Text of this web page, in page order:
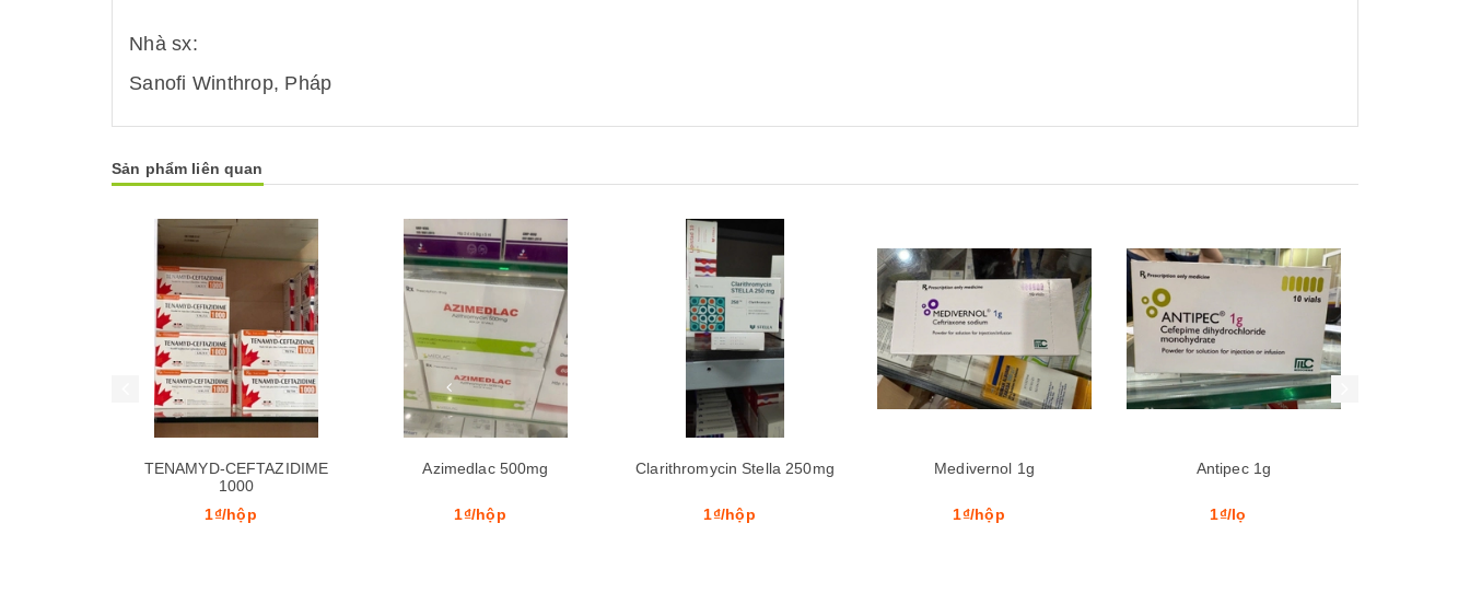
Nhà sx:
Sanofi Winthrop, Pháp
Sản phẩm liên quan
Xem nhanh
Azimedlac 500mg
1₫/hộp
Xem nhanh
Clarithromycin Stella 250mg
1₫/hộp
Mua hàng Xem nhanh
Medivernol 1g
1₫/hộp
Mua hàng
Antipec 1g
1₫/lọ
Clabact 500mg
1₫/hộp
Mua hàng Mua hàng